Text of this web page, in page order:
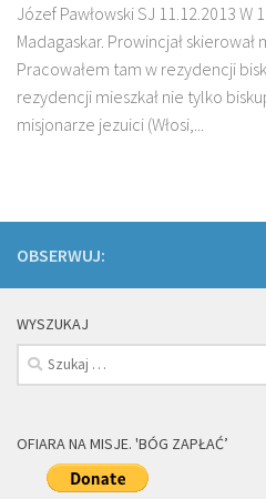
Józef Pawłowski SJ 11.12.2013 W
Madagaskar. Prowincjał
Pracowałem tam w rezydencji
rezydencji mieszkał nie tylko
misjonarze jezuici (Włosi,...
OBSERWUJ:
WYSZUKAJ
Szukaj:
OFIARA NA MISJE. 'BÓG ZAPŁAĆ’